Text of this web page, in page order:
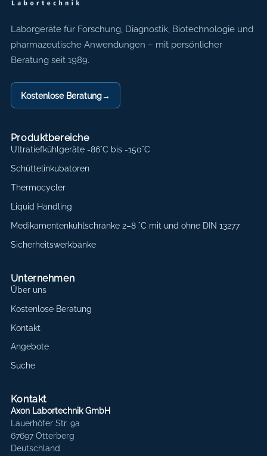
Axon Labortechnik
Laborgeräte für Forschung, Diagnostik, Biotechnologie und
pharmazeutische Anwendungen – mit persönlicher
Beratung seit 1989.
Kostenlose Beratung→
Produktbereiche
Ultratiefkühlgeräte -86°C bis -150°C
Schüttelinkubatoren
Thermocycler
Liquid Handling
Medikamentenkühlschränke 2–8 °C mit und ohne DIN 13277
Sicherheitswerkbänke
Unternehmen
Über uns
Kostenlose Beratung
Kontakt
Angebote
Suche
Kontakt
Axon Labortechnik GmbH
Lauerhöfer Str. 9a
67697 Otterberg
Deutschland